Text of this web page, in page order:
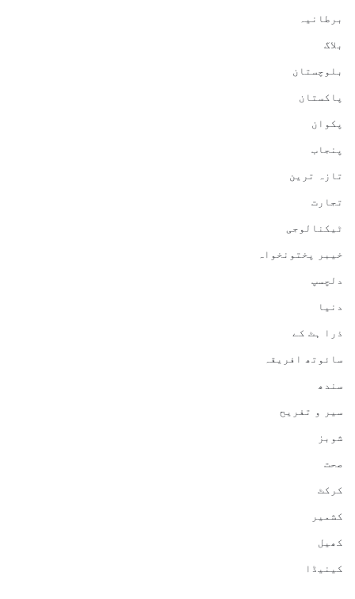
برطانیہ
بلاگ
بلوچستان
پاکستان
پکوان
پنجاب
تازہ ترین
تجارت
ٹیکنالوجی
خیبر پختونخواہ
دلچسپ
دنیا
ذرا ہٹ کے
سائوتھ افریقہ
سندھ
سیر و تفریح
شوبز
صحت
کرکٹ
کشمیر
کھیل
کینیڈا